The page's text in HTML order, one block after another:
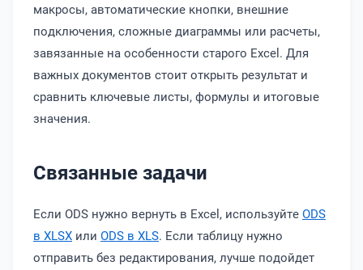
макросы, автоматические кнопки, внешние
подключения, сложные диаграммы или расчеты,
завязанные на особенности старого Excel. Для
важных документов стоит открыть результат и
сравнить ключевые листы, формулы и итоговые
значения.
Связанные задачи
Если ODS нужно вернуть в Excel, используйте ODS
в XLSX или ODS в XLS. Если таблицу нужно
отправить без редактирования, лучше подойдет